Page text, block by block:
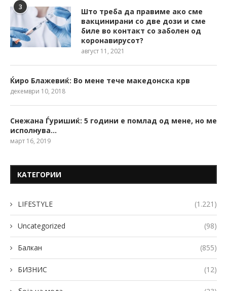
3
Што треба да правиме ако сме
вакцинирани со две дози и сме
биле во контакт со заболен од
коронавирусот?
август 11, 2021
Ќиро Блажевиќ: Во мене тече македонска крв
декември 10, 2018
Снежана Ѓуришиќ: 5 години е помлад од мене, но ме
исполнува…
март 16, 2019
КАТЕГОРИИ
LIFESTYLE (1.221)
Uncategorized (98)
Балкан (855)
БИЗНИС (12)